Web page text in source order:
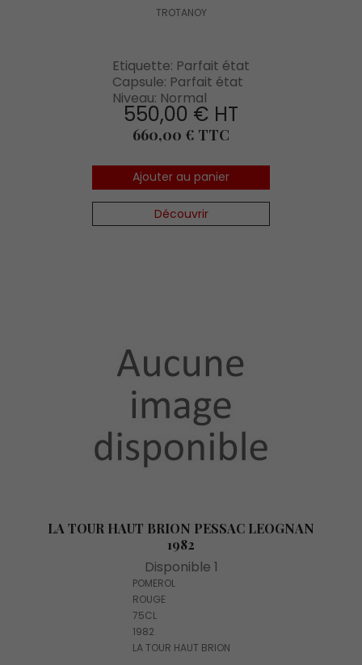
TROTANOY
Etiquette: Parfait état
Capsule: Parfait état
Niveau: Normal
550,00 € HT
Prix
660,00 € TTC
Ajouter au panier
Découvrir
LA TOUR HAUT BRION PESSAC LEOGNAN
1982
Disponible 1
POMEROL
ROUGE
75CL
1982
LA TOUR HAUT BRION